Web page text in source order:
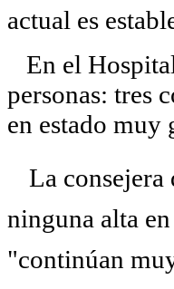
actual es
En el
personas: tres
en estado muy
La
ninguna alta
"continúan